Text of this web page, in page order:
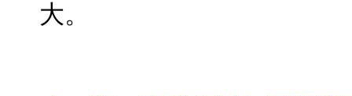
大。